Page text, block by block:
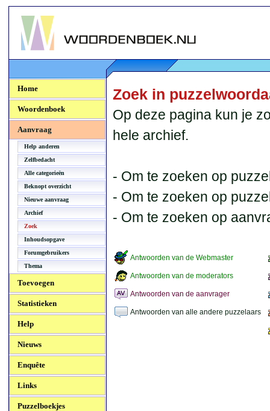
Woordenboek.NU
Home
Woordenboek
Aanvraag
Help anderen
Zelfbedacht
Alle categorieën
Beknopt overzicht
Nieuwe aanvraag
Archief
Zoek
Inhoudsopgave
Forumgebruikers
Thema
Toevoegen
Statistieken
Help
Nieuws
Enquête
Links
Puzzelboekjes
Zoek in
Op deze pagina kun je
hele archief.
- Om te zoeken op
- Om te zoeken op
- Om te zoeken op
Antwoorden van de Webmaster
Antwoorden van de moderators
Antwoorden van de aanvrager
Antwoorden van alle andere puzzelaars